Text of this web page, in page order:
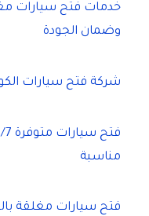
خدمات فتح سيارات
وضمان الجودة
شركة فتح سيارات
مناسبة
فتح سيارات مغلقة